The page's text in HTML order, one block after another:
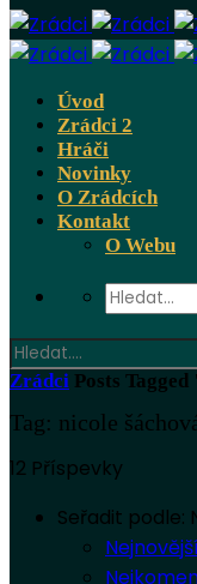
Úvod
Zrádci 2
Hráči
Novinky
O Zrádcích
Kontakt
O Webu
Zrádci Posts
Tag: nicole
12 Příspevky
Seřadit podle: